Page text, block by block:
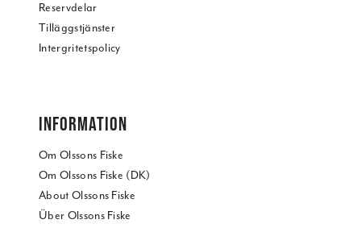
Reservdelar
Tilläggstjänster
Intergritetspolicy
INFORMATION
Om Olssons Fiske
Om Olssons Fiske (DK)
About Olssons Fiske
Über Olssons Fiske